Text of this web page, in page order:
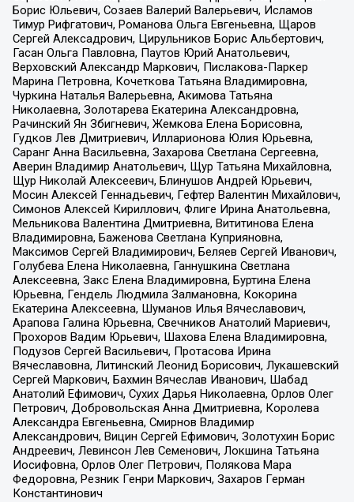
Борис Юльевич, Созаев Валерий Валерьевич, Исламов
Тимур Рифгатович, Романова Ольга Евгеньевна, Щаров
Сергей Алексадрович, Цирульников Борис Альбертович,
Гасан Ольга Павловна, Паутов Юрий Анатольевич,
Верховский Александр Маркович, Пислакова-Паркер
Марина Петровна, Кочеткова Татьяна Владимировна,
Чуркина Наталья Валерьевна, Акимова Татьяна
Николаевна, Золотарева Екатерина Александровна,
Рачинский Ян Збигневич, Жемкова Елена Борисовна,
Гудков Лев Дмитриевич, Илларионова Юлия Юрьевна,
Саранг Анна Васильевна, Захарова Светлана Сергеевна,
Аверин Владимир Анатольевич, Щур Татьяна Михайловна,
Щур Николай Алексеевич, Блинушов Андрей Юрьевич,
Мосин Алексей Геннадьевич, Гефтер Валентин Михайлович,
Симонов Алексей Кириллович, Флиге Ирина Анатольевна,
Мельникова Валентина Дмитриевна, Вититинова Елена
Владимировна, Баженова Светлана Куприяновна,
Максимов Сергей Владимирович, Беляев Сергей Иванович,
Голубева Елена Николаевна, Ганнушкина Светлана
Алексеевна, Закс Елена Владимировна, Буртина Елена
Юрьевна, Гендель Людмила Залмановна, Кокорина
Екатерина Алексеевна, Шуманов Илья Вячеславович,
Арапова Галина Юрьевна, Свечников Анатолий Мариевич,
Прохоров Вадим Юрьевич, Шахова Елена Владимировна,
Подузов Сергей Васильевич, Протасова Ирина
Вячеславовна, Литинский Леонид Борисович, Лукашевский
Сергей Маркович, Бахмин Вячеслав Иванович, Шабад
Анатолий Ефимович, Сухих Дарья Николаевна, Орлов Олег
Петрович, Добровольская Анна Дмитриевна, Королева
Александра Евгеньевна, Смирнов Владимир
Александрович, Вицин Сергей Ефимович, Золотухин Борис
Андреевич, Левинсон Лев Семенович, Локшина Татьяна
Иосифовна, Орлов Олег Петрович, Полякова Мара
Федоровна, Резник Генри Маркович, Захаров Герман
Константинович